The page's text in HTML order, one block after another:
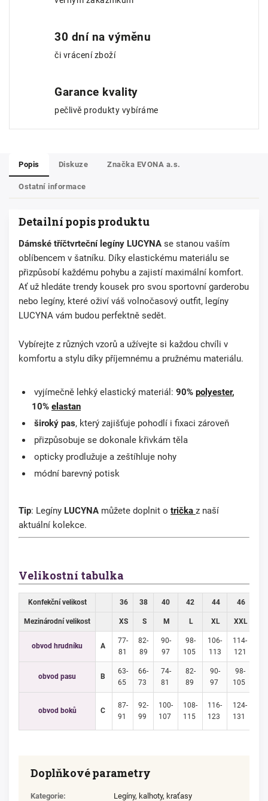
30 dní na výměnu
či vrácení zboží
Garance kvality
pečlivě produkty vybíráme
Popis Diskuze Značka EVONA a.s.
Ostatní informace
Detailní popis produktu
Dámské tříčtvrteční legíny LUCYNA se stanou vaším
oblíbencem v šatníku. Díky elastickému materiálu se
přizpůsobí každému pohybu a zajistí maximální komfort.
Ať už hledáte trendy kousek pro svou sportovní garderobu
nebo legíny, které oživí váš volnočasový outfit, legíny
LUCYNA vám budou perfektně sedět.
Vybírejte z různých vzorů a užívejte si každou chvíli v
komfortu a stylu díky příjemnému a pružnému materiálu.
vyjímečně lehký elastický materiál: 90% polyester,
10% elastan
široký pas, který zajišťuje pohodlí i fixaci zároveň
přizpůsobuje se dokonale křivkám těla
opticky prodlužuje a zeštíhluje nohy
módní barevný potisk
Tip: Legíny LUCYNA můžete doplnit o trička z naší
aktuální kolekce.
Velikostní tabulka
Konfekční velikost 36 38 40 42 44 46
Mezinárodní velikost XS S M L XL XXL
obvod hrudníku A
77-
81
82-
89
90-
97
98-
105
106-
113
114-
121
obvod pasu B
63-
65
66-
73
74-
81
82-
89
90-
97
98-
105
obvod boků C
87-
91
92-
99
100-
107
108-
115
116-
123
124-
131
Doplňkové parametry
Kategorie: Legíny, kalhoty, kraťasy